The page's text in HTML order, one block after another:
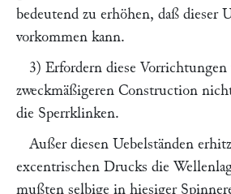
bedeutend zu erhöhen, daß dieser
vorkommen kann.
3) Erfordern diese Vorrichtungen
zweckmäßigeren Construction
die Sperrklinken.
Außer diesen Uebelständen
excentrischen Drucks die
mußten selbige in hiesiger